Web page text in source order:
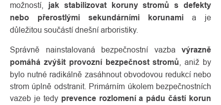
O
nás
možností,
jak stabilizovat koruny stromů s defekty
nebo přerostlými sekundárními korunami a je
důležitou součástí dnešní arboristiky.
Správně nainstalovaná bezpečnostní vazba výrazně
pomáhá zvýšit provozní bezpečnost stromů , aniž by
bylo nutné radikálně zasáhnout obvodovou redukcí nebo
strom úplně odstranit. Primárním úkolem bezpečnostních
vazeb je tedy prevence rozlomení a pádu částí korun